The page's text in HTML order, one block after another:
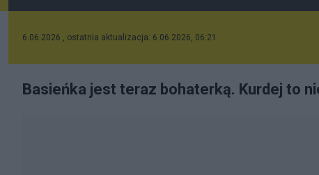
6.06.2026 , ostatnia aktualizacja: 6.06.2026, 06:21
Basieńka jest teraz bohaterką. Kurdej to